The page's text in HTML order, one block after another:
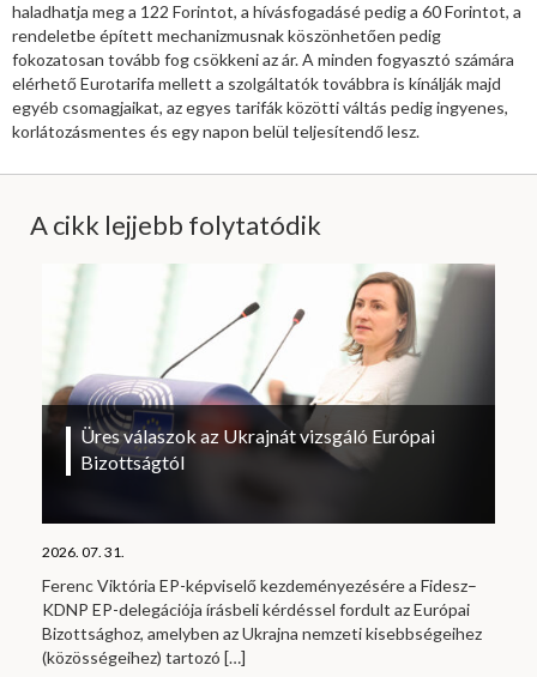
haladhatja meg a 122 Forintot, a hívásfogadásé pedig a 60 Forintot, a
rendeletbe épített mechanizmusnak köszönhetően pedig
fokozatosan tovább fog csökkeni az ár. A minden fogyasztó számára
elérhető Eurotarifa mellett a szolgáltatók továbbra is kínálják majd
egyéb csomagjaikat, az egyes tarifák közötti váltás pedig ingyenes,
korlátozásmentes és egy napon belül teljesítendő lesz.
A cikk lejjebb folytatódik
Üres válaszok az Ukrajnát vizsgáló Európai
Bizottságtól
2026. 07. 31.
Ferenc Viktória EP-képviselő kezdeményezésére a Fidesz–
KDNP EP-delegációja írásbeli kérdéssel fordult az Európai
Bizottsághoz, amelyben az Ukrajna nemzeti kisebbségeihez
(közösségeihez) tartozó […]